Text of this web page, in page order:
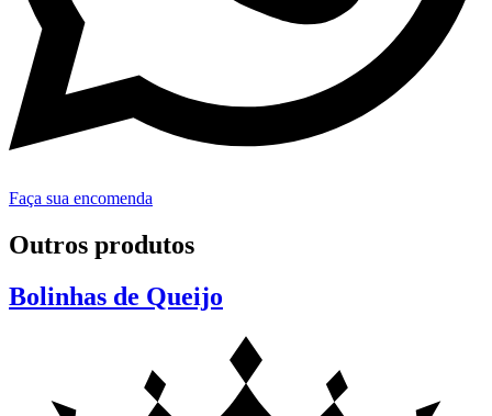
Faça sua encomenda
Outros produtos
Bolinhas de Queijo